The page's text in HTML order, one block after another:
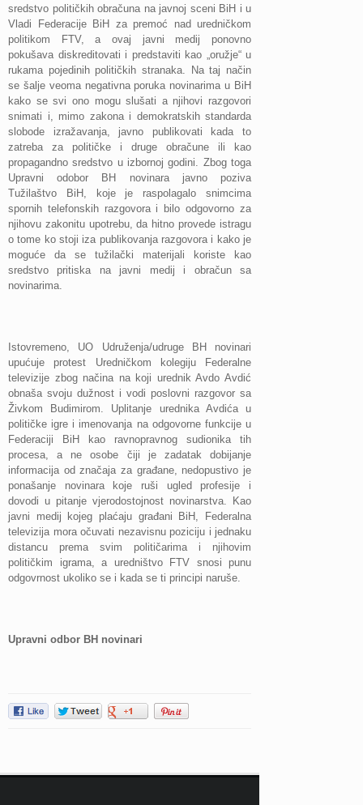
sredstvo političkih obračuna na javnoj sceni BiH i u
Vladi Federacije BiH za premoć nad uredničkom
politikom FTV, a ovaj javni medij ponovno
pokušava diskreditovati i predstaviti kao „oružje“ u
rukama pojedinih političkih stranaka. Na taj način
se šalje veoma negativna poruka novinarima u BiH
kako se svi ono mogu slušati a njihovi razgovori
snimati i, mimo zakona i demokratskih standarda
slobode izražavanja, javno publikovati kada to
zatreba za političke i druge obračune ili kao
propagandno sredstvo u izbornoj godini. Zbog toga
Upravni odobor BH novinara javno poziva
Tužilaštvo BiH, koje je raspolagalo snimcima
spornih telefonskih razgovora i bilo odgovorno za
njihovu zakonitu upotrebu, da hitno provede istragu
o tome ko stoji iza publikovanja razgovora i kako je
moguće da se tužilački materijali koriste kao
sredstvo pritiska na javni medij i obračun sa
novinarima.
Istovremeno, UO Udruženja/udruge BH novinari
upućuje protest Uredničkom kolegiju Federalne
televizije zbog načina na koji urednik Avdo Avdić
obnaša svoju dužnost i vodi poslovni razgovor sa
Živkom Budimirom. Uplitanje urednika Avdića u
političke igre i imenovanja na odgovorne funkcije u
Federaciji BiH kao ravnopravnog sudionika tih
procesa, a ne osobe čiji je zadatak dobijanje
informacija od značaja za građane, nedopustivo je
ponašanje novinara koje ruši ugled profesije i
dovodi u pitanje vjerodostojnost novinarstva. Kao
javni medij kojeg plaćaju građani BiH, Federalna
televizija mora očuvati nezavisnu poziciju i jednaku
distancu prema svim političarima i njihovim
političkim igrama, a uredništvo FTV snosi punu
odgovrnost ukoliko se i kada se ti principi naruše.
Upravni odbor BH novinari